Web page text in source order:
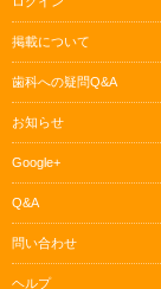
掲載について
歯科への疑問Q&A
お知らせ
Google+
Q&A
問い合わせ
ヘルプ